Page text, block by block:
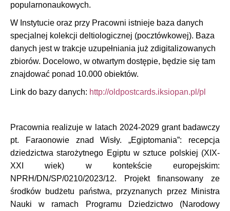
popularnonaukowych.
W Instytucie oraz przy Pracowni istnieje baza danych
specjalnej kolekcji deltiologicznej (pocztówkowej). Baza
danych jest w trakcje uzupełniania już zdigitalizowanych
zbiorów. Docelowo, w otwartym dostępie, będzie się tam
znajdować ponad 10.000 obiektów.
Link do bazy danych: http://oldpostcards.iksiopan.pl/pl
Pracownia realizuje w latach 2024-2029 grant badawczy
pt. Faraonowie znad Wisły. „Egiptomania”: recepcja
dziedzictwa starożytnego Egiptu w sztuce polskiej (XIX-
XXI wiek) w kontekście europejskim:
NPRH/DN/SP/0210/2023/12. Projekt finansowany ze
środków budżetu państwa, przyznanych przez Ministra
Nauki w ramach Programu Dziedzictwo (Narodowy